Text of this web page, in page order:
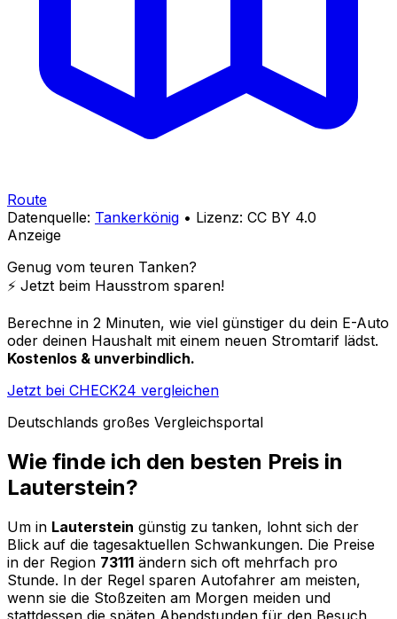
Route
Datenquelle: Tankerkönig • Lizenz: CC BY 4.0
Anzeige
Genug vom teuren Tanken?
⚡️ Jetzt beim Hausstrom sparen!
Berechne in 2 Minuten, wie viel günstiger du dein E-Auto
oder deinen Haushalt mit einem neuen Stromtarif lädst.
Kostenlos & unverbindlich.
Jetzt bei CHECK24 vergleichen
Deutschlands großes Vergleichsportal
Wie finde ich den besten Preis in
Lauterstein?
Um in Lauterstein günstig zu tanken, lohnt sich der
Blick auf die tagesaktuellen Schwankungen. Die Preise
in der Region 73111 ändern sich oft mehrfach pro
Stunde. In der Regel sparen Autofahrer am meisten,
wenn sie die Stoßzeiten am Morgen meiden und
stattdessen die späten Abendstunden für den Besuch